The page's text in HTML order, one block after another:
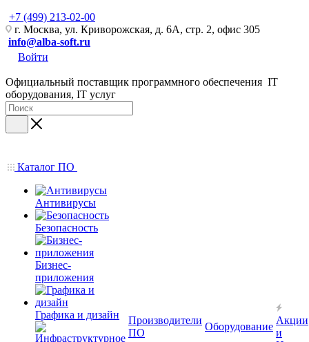
+7 (499) 213-02-00
г. Москва, ул. Криворожская, д. 6А, стр. 2, офис 305
info@alba-soft.ru
Войти
Официальный поставщик программного обеспечения IT
оборудования, IT услуг
Каталог ПО
Антивирусы
Безопасность
Бизнес-
приложения
Графика и дизайн
Производители
ПО
Оборудование
Акции
и